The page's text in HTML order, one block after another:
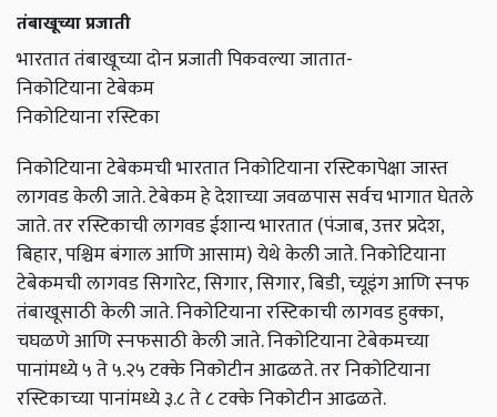
तंबाखूच्या प्रजाती
भारतात तंबाखूच्या दोन प्रजाती पिकवल्या जातात-
निकोटियाना टेबेकम
निकोटियाना रस्टिका
निकोटियाना टेबेकमची भारतात निकोटियाना रस्टिकापेक्षा जास्त
लागवड केली जाते. टेबेकम हे देशाच्या जवळपास सर्वच भागात घेतले
जाते. तर रस्टिकाची लागवड ईशान्य भारतात (पंजाब, उत्तर प्रदेश,
बिहार, पश्चिम बंगाल आणि आसाम) येथे केली जाते. निकोटियाना
टेबेकमची लागवड सिगारेट, सिगार, सिगार, बिडी, च्यूइंग आणि स्नफ
तंबाखूसाठी केली जाते. निकोटियाना रस्टिकाची लागवड हुक्का,
चघळणे आणि स्नफसाठी केली जाते. निकोटियाना टेबेकमच्या
पानांमध्ये ५ ते ५.२५ टक्के निकोटीन आढळते. तर निकोटियाना
रस्टिकाच्या पानांमध्ये ३.८ ते ८ टक्के निकोटीन आढळते.